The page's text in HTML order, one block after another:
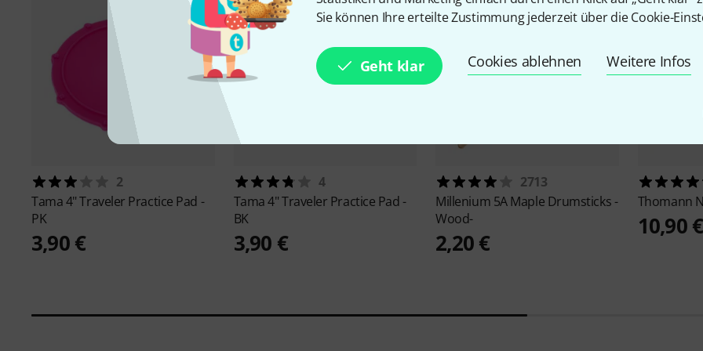
Sie können Ihre erteilte Zustimmung jederzeit über die Cookie-
Geht klar Cookies ablehnen Weitere Infos
2
Tama4" Traveler Practice Pad -
PK
3,90 €
4
Tama4" Traveler Practice Pad -
BK
3,90 €
2713
Millenium 5A Maple Drumsticks -
Wood-
2,20 €
Thomann
10,90 €